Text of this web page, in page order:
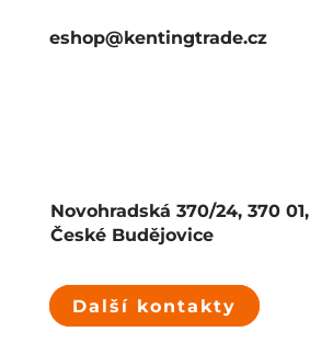
eshop@kentingtrade.cz
Novohradská 370/24, 370 01,
České Budějovice
Další kontakty